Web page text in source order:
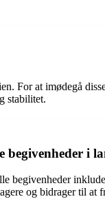
For at imødegå
stabilitet.
i
begivenheder
og bidrager til at